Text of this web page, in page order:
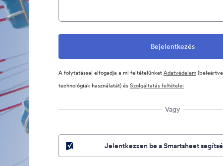
A folytatással elfogadja a mi feltételünketAdatvédelem
technológiák használatát) ésSzolgáltatás feltételei
Vagy
Jelentkezzen be a Smartsheet